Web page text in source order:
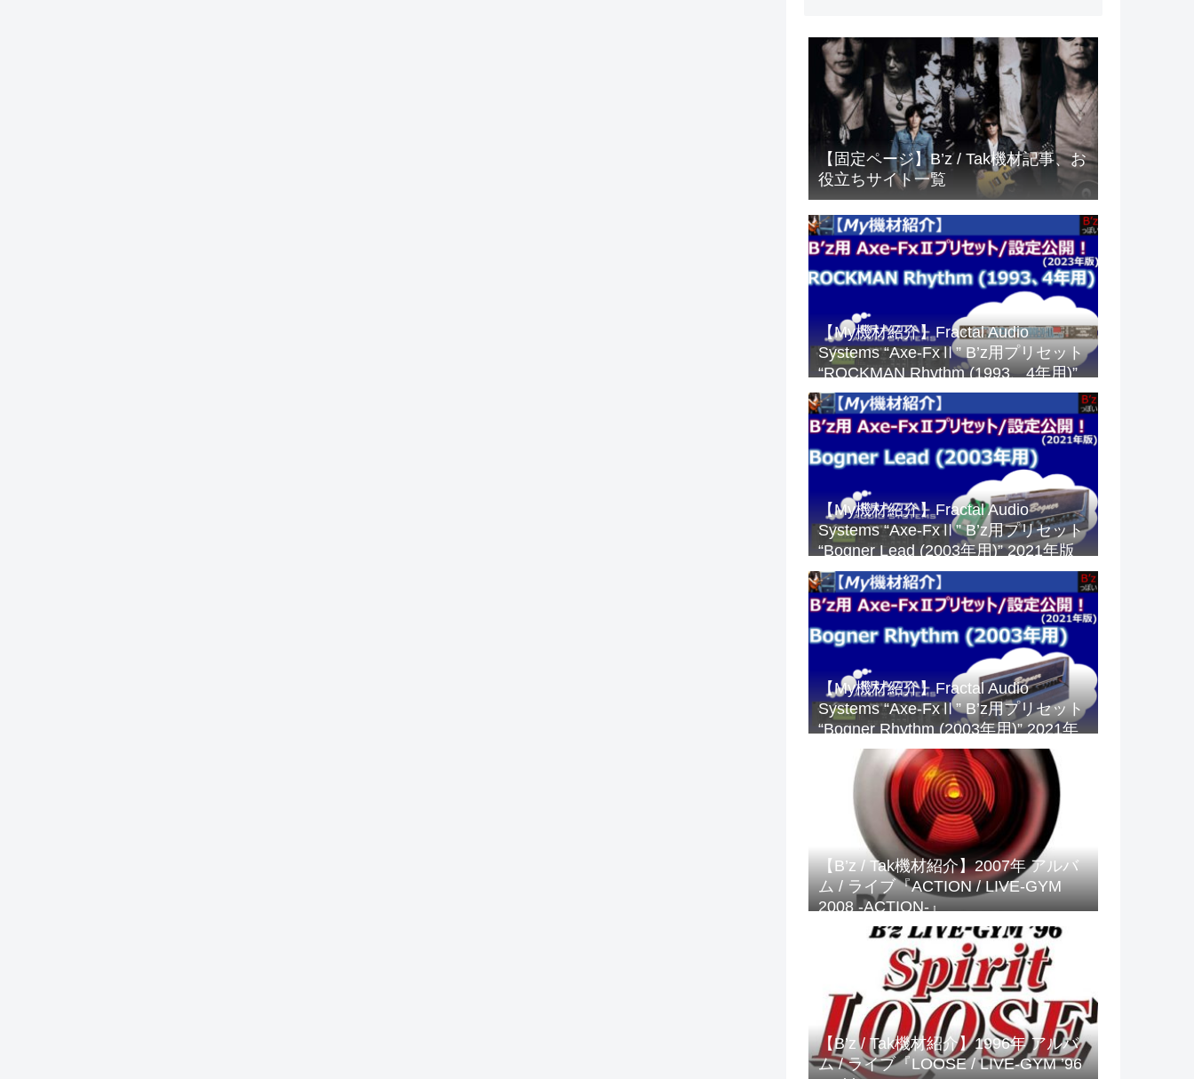
【固定ページ】B’z / Tak機材記事、お
役立ちサイト一覧
【My機材紹介】Fractal Audio
Systems “Axe-FxⅡ” B’z用プリセット
“ROCKMAN Rhythm (1993、4年用)”
2023年版
【My機材紹介】Fractal Audio
Systems “Axe-FxⅡ” B’z用プリセット
“Bogner Lead (2003年用)” 2021年版
【My機材紹介】Fractal Audio
Systems “Axe-FxⅡ” B’z用プリセット
“Bogner Rhythm (2003年用)” 2021年
【B’z / Tak機材紹介】2007年 アルバ
ム / ライブ『ACTION / LIVE-GYM
2008 -ACTION-』
【B’z / Tak機材紹介】1996年 アルバ
ム / ライブ『LOOSE / LIVE-GYM ’96